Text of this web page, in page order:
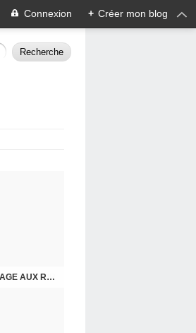
Connexion + Créer mon blog
8 MAI 2026, LES COMMUNISTES DE MANTES-LA-JOLIE RENDENT HOMMAGE AUX RÉSISTANTS.
POUR AGIR